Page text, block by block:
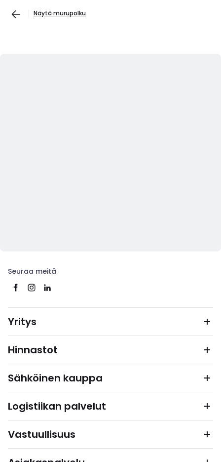
Näytä murupolku
Seuraa meitä
Yritys
Hinnastot
Sähköinen kauppa
Logistiikan palvelut
Vastuullisuus